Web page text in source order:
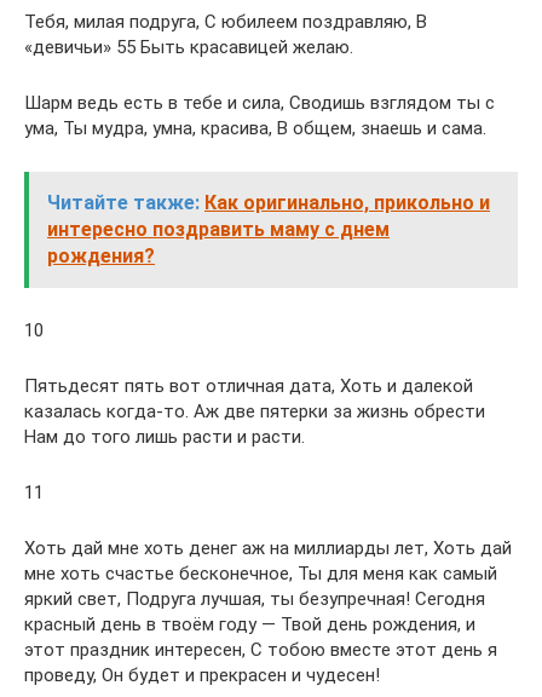
Тебя, милая подруга, С юбилеем поздравляю, В
«девичьи» 55 Быть красавицей желаю.
Шарм ведь есть в тебе и сила, Сводишь взглядом ты с
ума, Ты мудра, умна, красива, В общем, знаешь и сама.
Читайте также: Как оригинально, прикольно и
интересно поздравить маму с днем
рождения?
10
Пятьдесят пять вот отличная дата, Хоть и далекой
казалась когда-то. Аж две пятерки за жизнь обрести
Нам до того лишь расти и расти.
11
Хоть дай мне хоть денег аж на миллиарды лет, Хоть дай
мне хоть счастье бесконечное, Ты для меня как самый
яркий свет, Подруга лучшая, ты безупречная! Сегодня
красный день в твоём году — Твой день рождения, и
этот праздник интересен, С тобою вместе этот день я
проведу, Он будет и прекрасен и чудесен!